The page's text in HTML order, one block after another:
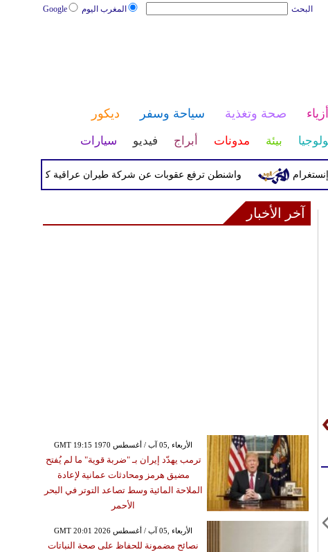
المغرب اليوم Google البحث
أزياء صحة وتغذية سياحة وسفر ديكور
بيئة مدونات أبراج فيديو سيارات
واشنطن ترفع عقوبات عن شركة طيران عراقية كانت مدرجة بسبب
آخر الأخبار
GMT 19:15 1970 الأربعاء ,05 آب / أغسطس
ترمب يهدّد إيران بـ "ضربة قوية" ما لم يُفتح
مضيق هرمز ومحادثات عمانية لإعادة
الملاحة المائية وسط تصاعد التوتر في البحر
الأحمر
GMT 20:01 2026 الأربعاء ,05 آب / أغسطس
نصائح مضمونة للحفاظ على صحة النباتات